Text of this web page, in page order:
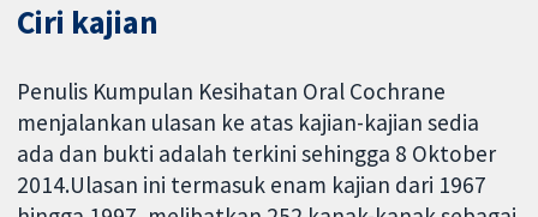
Ciri kajian
Penulis Kumpulan Kesihatan Oral Cochrane
menjalankan ulasan ke atas kajian-kajian sedia
ada dan bukti adalah terkini sehingga 8 Oktober
2014.Ulasan ini termasuk enam kajian dari 1967